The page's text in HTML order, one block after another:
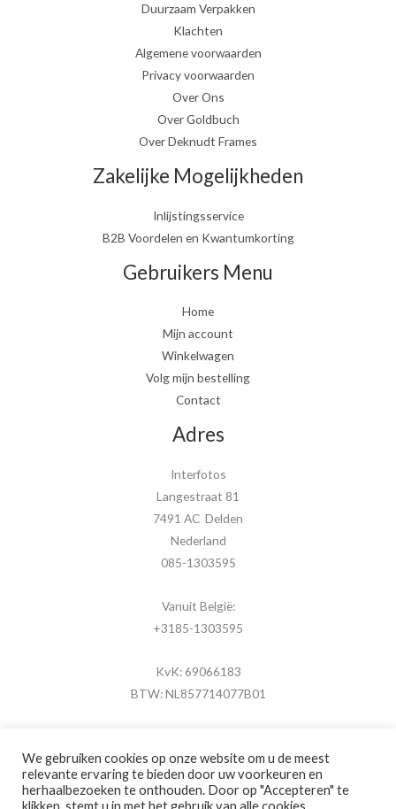
Duurzaam Verpakken
Klachten
Algemene voorwaarden
Privacy voorwaarden
Over Ons
Over Goldbuch
Over Deknudt Frames
Zakelijke Mogelijkheden
Inlijstingsservice
B2B Voordelen en Kwantumkorting
Gebruikers Menu
Home
Mijn account
Winkelwagen
Volg mijn bestelling
Contact
Adres
Interfotos
Langestraat 81
7491 AC Delden
Nederland
085-1303595
Vanuit België:
+3185-1303595
KvK: 69066183
BTW: NL857714077B01
Copyright © 2026 MijnFotolijstje.nl
We gebruiken cookies op onze website om u de meest
relevante ervaring te bieden door uw voorkeuren en
herhaalbezoeken te onthouden. Door op "Accepteren" te
klikken, stemt u in met het gebruik van alle cookies.